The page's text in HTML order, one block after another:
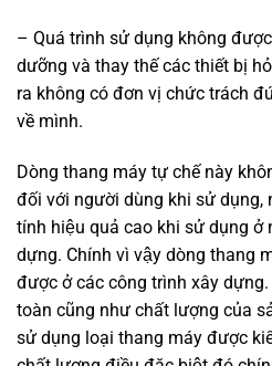
– Quá trình sử dụng không
dưỡng và thay thế các thiết bị
ra không có đơn vị chức trách
về mình.
Dòng thang máy tự chế này
đối với người dùng khi sử dụng,
tính hiệu quả cao khi sử dụng ở
dựng. Chính vì vậy dòng thang
được ở các công trình xây
toàn cũng như chất lượng của
sử dụng loại thang máy được